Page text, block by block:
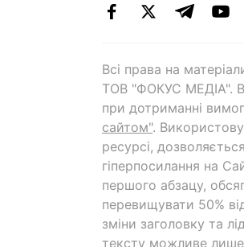
Всі права на
ТОВ "ФОКУС МЕДІА".
при дотриманні
сайтом".
ресурсі,
гіперпосилання на
першого абзацу,
перевищувати 50%
зміни заголовку та
тексту можливе